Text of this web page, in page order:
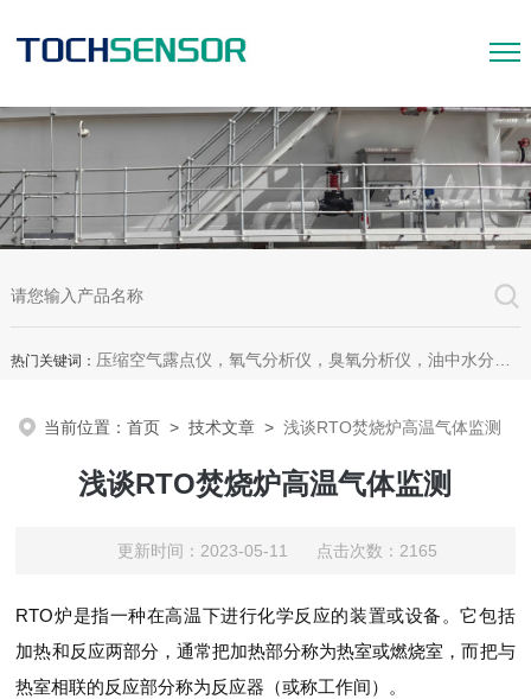
热门关键词： 压缩空气露点仪，氧气分析仪，臭氧分析仪，油中水分析仪，超声波测漏仪。
当前位置：首页 >技术文章 >浅谈RTO焚烧炉高温气体监测
浅谈RTO焚烧炉高温气体监测
更新时间：2023-05-11 点击次数：2165
RTO炉是指一种在高温下进行化学反应的装置或设备。它包括
加热和反应两部分，通常把加热部分称为热室或燃烧室，而把与
热室相联的反应部分称为反应器（或称工作间）。